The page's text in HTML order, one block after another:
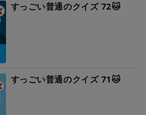
すっごい普通のクイズ 72🐱
すっごい普通のクイズ 71🐱